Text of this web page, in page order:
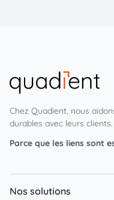
Chez Quadient, nous
durables avec leurs clients.
Parce que les liens sont
Nos solutions